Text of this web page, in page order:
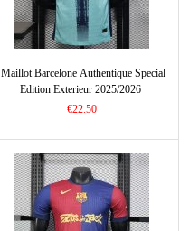
Maillot Barcelone Authentique Special
Edition Exterieur 2025/2026
€22.50